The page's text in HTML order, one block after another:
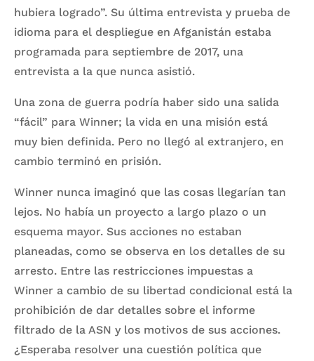
hubiera logrado”. Su última entrevista y prueba de
idioma para el despliegue en Afganistán estaba
programada para septiembre de 2017, una
entrevista a la que nunca asistió.
Una zona de guerra podría haber sido una salida
“fácil” para Winner; la vida en una misión está
muy bien definida. Pero no llegó al extranjero, en
cambio terminó en prisión.
Winner nunca imaginó que las cosas llegarían tan
lejos. No había un proyecto a largo plazo o un
esquema mayor. Sus acciones no estaban
planeadas, como se observa en los detalles de su
arresto. Entre las restricciones impuestas a
Winner a cambio de su libertad condicional está la
prohibición de dar detalles sobre el informe
filtrado de la ASN y los motivos de sus acciones.
¿Esperaba resolver una cuestión política que